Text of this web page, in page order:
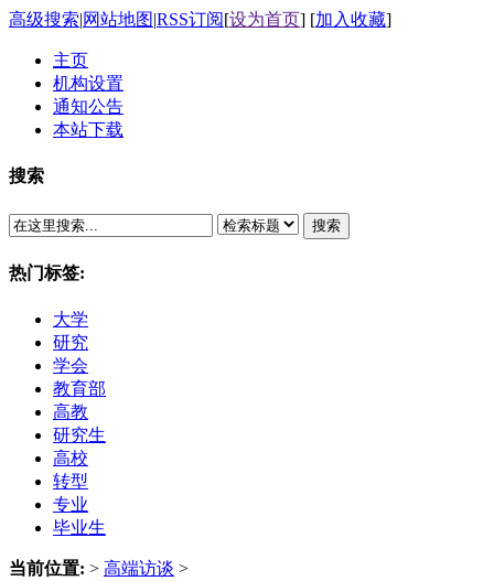
高级搜索|网站地图|RSS订阅[设为首页] [加入收藏]
主页
机构设置
通知公告
本站下载
搜索
搜索
热门标签:
大学
研究
学会
教育部
高教
研究生
高校
转型
专业
毕业生
当前位置: > 高端访谈 >